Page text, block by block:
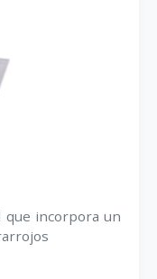
que incorpora un